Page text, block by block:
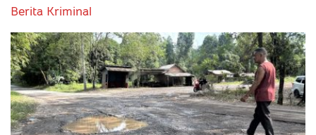
Berita Kriminal